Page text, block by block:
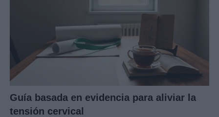
Guía basada en evidencia para aliviar la
tensión cervical